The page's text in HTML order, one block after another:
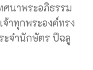
ศนาพระอภิธรรม
าทุกพระองค์ทรง
จำนักษัตร ปีฉลู